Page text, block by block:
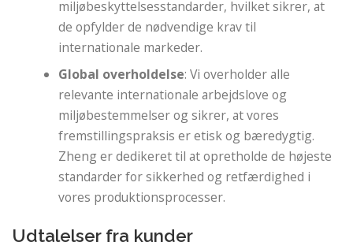
miljøbeskyttelsesstandarder, hvilket sikrer, at
de opfylder de nødvendige krav til
internationale markeder.
Global overholdelse: Vi overholder alle
relevante internationale arbejdslove og
miljøbestemmelser og sikrer, at vores
fremstillingspraksis er etisk og bæredygtig.
Zheng er dedikeret til at opretholde de højeste
standarder for sikkerhed og retfærdighed i
vores produktionsprocesser.
Udtalelser fra kunder